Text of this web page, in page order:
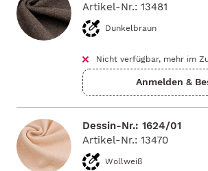
Artikel-Nr.: 13481
Dunkelbraun
Nicht verfügbar, mehr im
Dessin-Nr.: 1624/01
Artikel-Nr.: 13470
Wollweiß